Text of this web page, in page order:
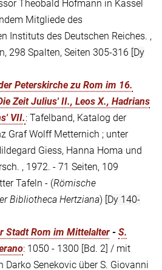
Theobald Hofmann in Kassel
Mitgliede des
Instituts des Deutschen Reiches. ,
298 Spalten, Seiten 305-316 [Dy
Peterskirche zu Rom im 16.
Zeit Julius' II., Leos X., Hadrians
VII.: Tafelband, Katalog der
Graf Wolff Metternich ; unter
Giess, Hanna Homa und
, 1972. - 71 Seiten, 109
Tafeln - (Römische
Bibliotheca Hertziana) [Dy 140-
Stadt Rom im Mittelalter - S.
: 1050 - 1300 [Bd. 2] / mit
Darko Senekovic über S. Giovanni